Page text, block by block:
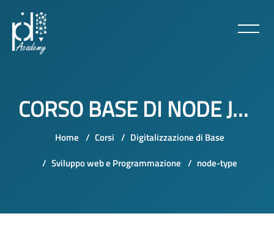
CORSO BASE DI NODE JS E TYPESCRIPT
Home Corsi
Digitalizzazione di Base
Sviluppo web e Programmazione
node-type